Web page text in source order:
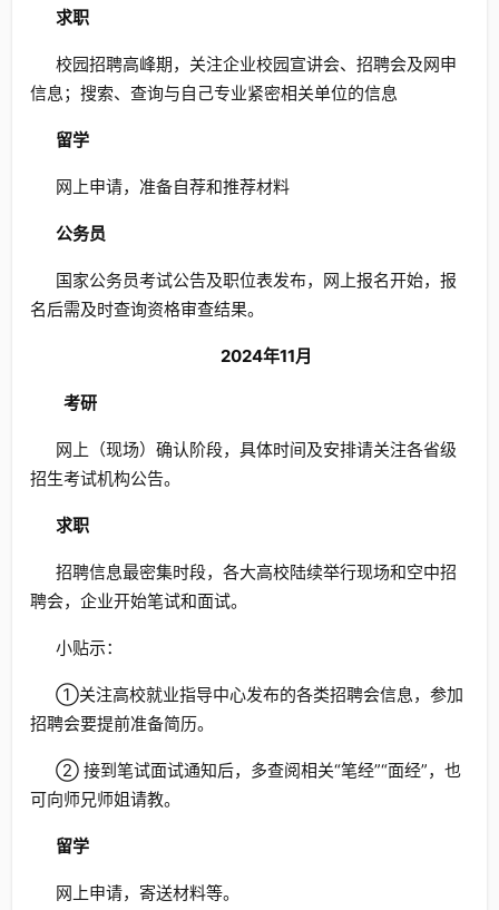
求职
校园招聘高峰期，关注企业校园宣讲会、招聘会及网申
信息；搜索、查询与自己专业紧密相关单位的信息
留学
网上申请，准备自荐和推荐材料
公务员
国家公务员考试公告及职位表发布，网上报名开始，报
名后需及时查询资格审查结果。
2024年11月
考研
网上（现场）确认阶段，具体时间及安排请关注各省级
招生考试机构公告。
求职
招聘信息最密集时段，各大高校陆续举行现场和空中招
聘会，企业开始笔试和面试。
小贴示：
①关注高校就业指导中心发布的各类招聘会信息，参加
招聘会要提前准备简历。
② 接到笔试面试通知后，多查阅相关“笔经”“面经”，也
可向师兄师姐请教。
留学
网上申请，寄送材料等。